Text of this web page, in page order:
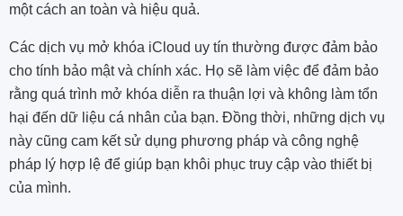
một cách an toàn và hiệu quả.
Các dịch vụ mở khóa iCloud uy tín thường được đảm bảo
cho tính bảo mật và chính xác. Họ sẽ làm việc để đảm bảo
rằng quá trình mở khóa diễn ra thuận lợi và không làm tổn
hại đến dữ liệu cá nhân của bạn. Đồng thời, những dịch vụ
này cũng cam kết sử dụng phương pháp và công nghệ
pháp lý hợp lệ để giúp bạn khôi phục truy cập vào thiết bị
của mình.